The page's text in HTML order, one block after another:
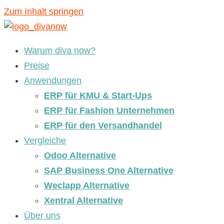
Zum Inhalt springen
Warum diva now?
Preise
Anwendungen
ERP für KMU & Start-Ups
ERP für Fashion Unternehmen
ERP für den Versandhandel
Vergleiche
Odoo Alternative
SAP Business One Alternative
Weclapp Alternative
Xentral Alternative
Über uns